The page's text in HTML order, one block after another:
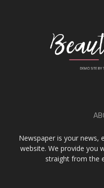
Newspaper is your news,
website. We provide you
straight from the